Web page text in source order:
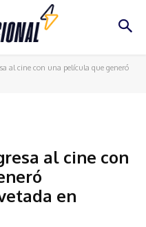
al cine con una película que generó
al cine con
en